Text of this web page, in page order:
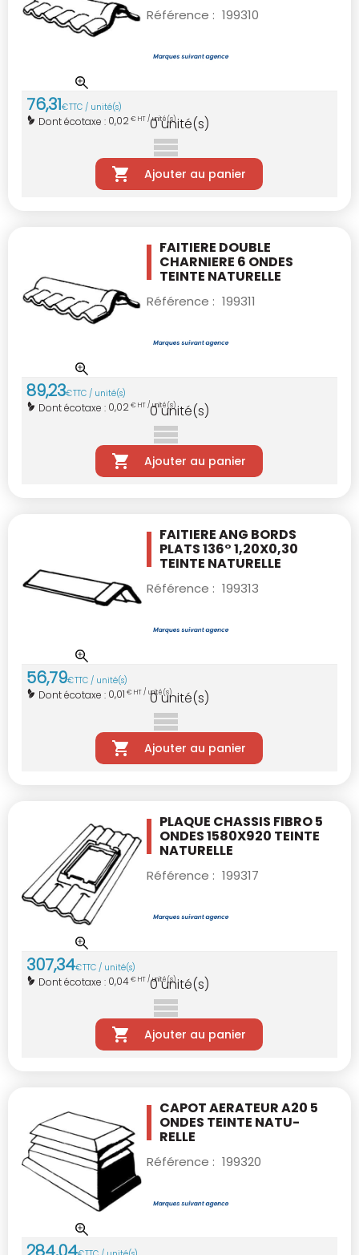
Référence : 199310
76,31€TTC / unité(s)
Dont écotaxe : 0,02€ HT / unité(s)
0unité(s)
Ajouter au panier
FAITIERE DOUBLE
CHARNIERE 6 ONDES
TEINTE NATURELLE
Référence : 199311
89,23€TTC / unité(s)
Dont écotaxe : 0,02€ HT / unité(s)
0 unité(s)
Ajouter au panier
FAITIERE ANG BORDS
PLATS 136° 1,20X0,30
TEINTE NATURELLE
Référence : 199313
56,79€TTC / unité(s)
Dont écotaxe : 0,01 € HT / unité(s)
0unité(s)
Ajouter au panier
PLAQUE CHASSIS FIBRO 5
ONDES 1580X920 TEINTE
NATURELLE
Référence : 199317
307,34€TTC / unité(s)
Dont écotaxe : 0,04€ HT / unité(s)
0unité(s)
Ajouter au panier
CAPOT AERATEUR A20 5
ONDES TEINTE NATU-
RELLE
Référence : 199320